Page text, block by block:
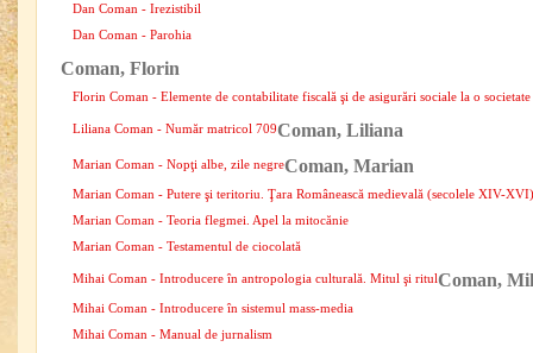
Dan Coman - Irezistibil
Dan Coman - Parohia
Coman, Florin
Florin Coman - Elemente de contabilitate fiscală şi de asigurări sociale la o
Coman, Liliana
Liliana Coman - Număr matricol 709
Coman, Marian
Marian Coman - Nopţi albe, zile negre
Marian Coman - Putere şi teritoriu. Ţara Românească medievală (secolele XIV-XVI)
Marian Coman - Teoria flegmei. Apel la mitocănie
Marian Coman - Testamentul de ciocolată
Coman,
Mihai Coman - Introducere în antropologia culturală. Mitul şi ritul
Mihai Coman - Introducere în sistemul mass-media
Mihai Coman - Manual de jurnalism